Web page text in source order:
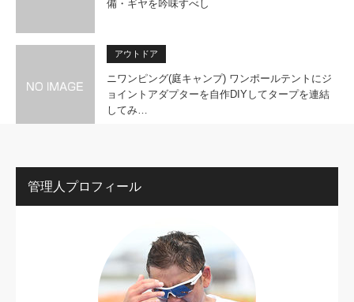
備・ギヤを吟味すべし
アウトドア
ニワンピング(庭キャンプ) ワンポールテントにジ
ョイントアダプターを自作DIYしてタープを連結
してみ…
管理人プロフィール